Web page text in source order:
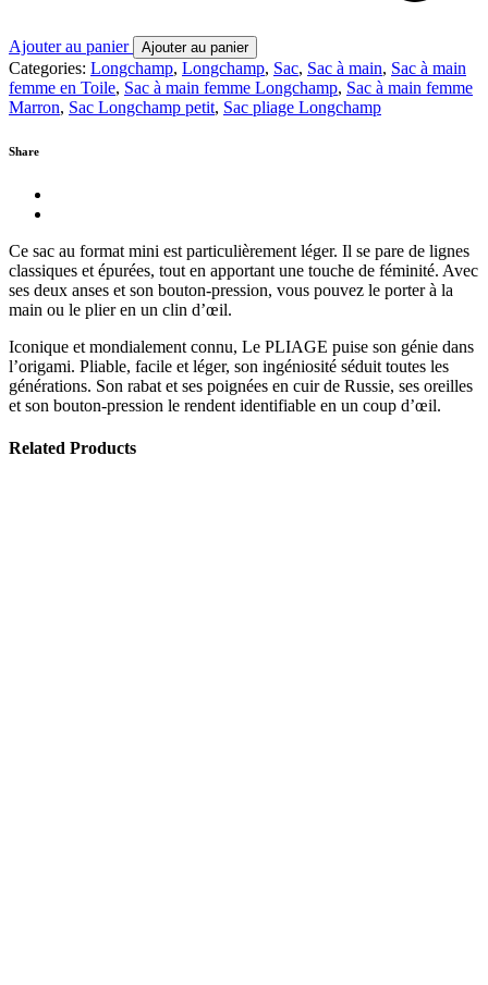
Ajouter au panier Ajouter au panier
Categories: Longchamp, Longchamp, Sac, Sac à main, Sac à main
femme en Toile, Sac à main femme Longchamp, Sac à main femme
Marron, Sac Longchamp petit, Sac pliage Longchamp
Share
Ce sac au format mini est particulièrement léger. Il se pare de lignes
classiques et épurées, tout en apportant une touche de féminité. Avec
ses deux anses et son bouton-pression, vous pouvez le porter à la
main ou le plier en un clin d’œil.
Iconique et mondialement connu, Le PLIAGE puise son génie dans
l’origami. Pliable, facile et léger, son ingéniosité séduit toutes les
générations. Son rabat et ses poignées en cuir de Russie, ses oreilles
et son bouton-pression le rendent identifiable en un coup d’œil.
Related Products